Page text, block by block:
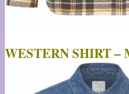
WESTERN SHIRT –